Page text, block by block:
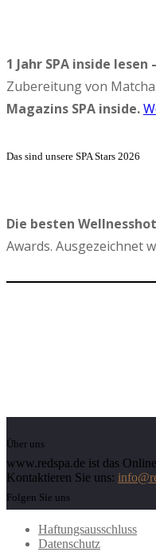
1 Jahr SPA inside
Zubereitung von
Magazins SPA inside.
Das sind unsere SPA Stars 2026
Die besten
Awards. Ausgezeichnet
Über uns
www.redspa.de ist das
Kontaktieren Sie uns:
Folgen Sie uns
Haftungsausschluss
Datenschutz